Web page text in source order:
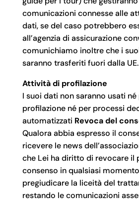
comunicazioni connesse alle
dati, se del caso potrebbero
all’agenzia di assicurazione
comunichiamo inoltre che i
saranno trasferiti fuori dalla UE.
Attività di profilazione
I suoi dati non saranno usati
profilazione né per processi
automatizzati Revoca del
Qualora abbia espresso il
ricevere le news
che Lei ha diritto di revocare il
consenso in qualsiasi
pregiudicare la liceità del
restando le comunicazioni